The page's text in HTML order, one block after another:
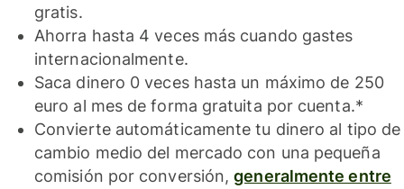
gratis.
Ahorra hasta 4 veces más cuando gastes
internacionalmente.
Saca dinero 0 veces hasta un máximo de 250
euro al mes de forma gratuita por cuenta.*
Convierte automáticamente tu dinero al tipo de
cambio medio del mercado con una pequeña
comisión por conversión,generalmente entre